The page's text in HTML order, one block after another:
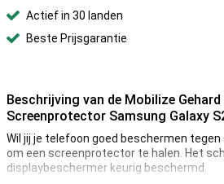
Actief in 30 landen
Beste Prijsgarantie
Beschrijving van de Mobilize Gehard
Screenprotector Samsung Galaxy
Wil jij je telefoon goed beschermen tegen
om een screenprotector te halen. Het
displaybeschermer keurig beschermd.